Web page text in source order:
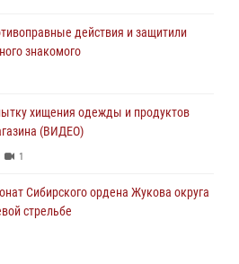
действия и защитили
знакомого
хищения одежды и продуктов
(ВИДЕО)
1
Сибирского ордена Жукова округа
стрельбе